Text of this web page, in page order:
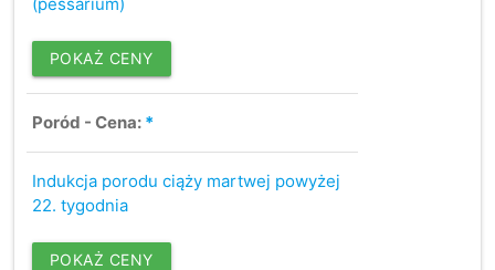
POKAŻ CENY
Poród - Cena: *
Indukcja porodu ciąży martwej powyżej
22. tygodnia
POKAŻ CENY